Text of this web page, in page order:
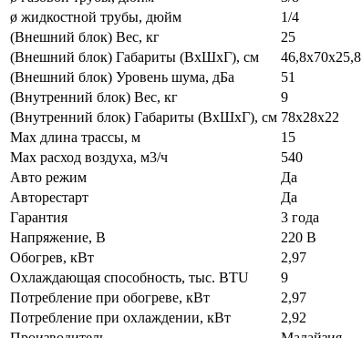
ø жидкостной трубы, дюйм
1/4
(Внешний блок) Вес, кг
25
(Внешний блок) Габариты (ВхШхГ), см
46,8х70х25,8
(Внешний блок) Уровень шума, дБа
51
(Внутренний блок) Вес, кг
9
(Внутренний блок) Габариты (ВхШхГ), см 78х28х22
Max длина трассы, м
15
Max расход воздуха, м3/ч
540
Авто режим
Да
Авторестарт
Да
Гарантия
3 года
Напряжение, В
220 В
Обогрев, кВт
2,97
Охлаждающая способность, тыс. BTU
9
Потребление при обогреве, кВт
2,97
Потребление при охлаждении, кВт
2,92